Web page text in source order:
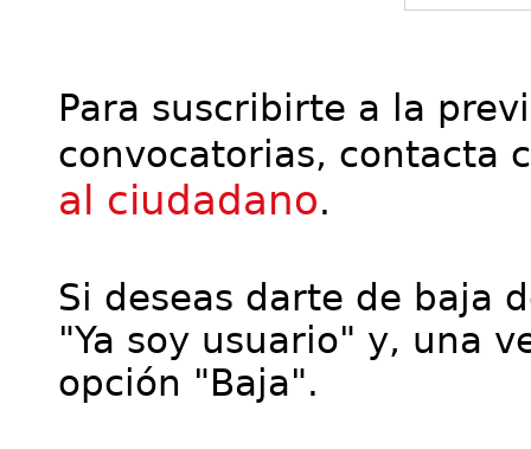
Para suscribirte a la
convocatorias, contacta
al ciudadano.
Si deseas darte de baja
"Ya soy usuario" y, una
opción "Baja".